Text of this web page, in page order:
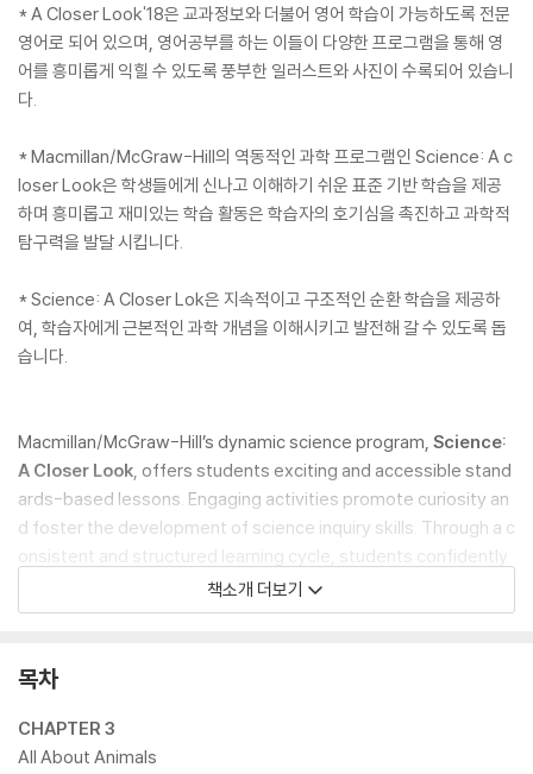
* A Closer Look'18은 교과정보와 더불어 영어 학습이 가능하도록 전문
영어로 되어 있으며, 영어공부를 하는 이들이 다양한 프로그램을 통해 영
어를 흥미롭게 익힐 수 있도록 풍부한 일러스트와 사진이 수록되어 있습니
다.
* Macmillan/McGraw-Hill의 역동적인 과학 프로그램인 Science: A c
loser Look은 학생들에게 신나고 이해하기 쉬운 표준 기반 학습을 제공
하며 흥미롭고 재미있는 학습 활동은 학습자의 호기심을 촉진하고 과학적
탐구력을 발달 시킵니다.
* Science: A Closer Lok은 지속적이고 구조적인 순환 학습을 제공하
여, 학습자에게 근본적인 과학 개념을 이해시키고 발전해 갈 수 있도록 돕
습니다.
Macmillan/McGraw-Hill’s dynamic science program, Science:
A Closer Look, offers students exciting and accessible stand
ards-based lessons. Engaging activities promote curiosity an
d foster the development of science inquiry skills. Through a c
onsistent and structured learning cycle, students confidently
build upon their experiences to develop a lifelong understandi
ng of science concepts.
책소개 더보기
목차
CHAPTER 3
All About Animals